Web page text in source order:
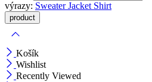
výrazy: SweaterJacket Shirt
Košík
Wishlist
Recently Viewed